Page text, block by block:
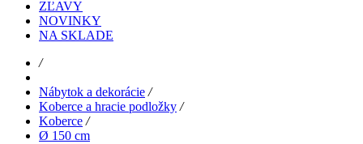
ZĽAVY
NOVINKY
NA SKLADE
/
Nábytok a dekorácie /
Koberce a hracie podložky /
Koberce /
Ø 150 cm